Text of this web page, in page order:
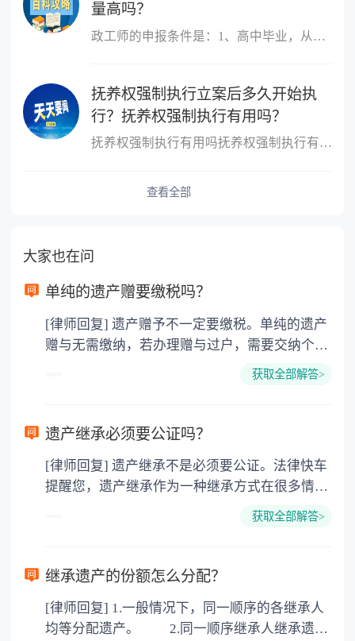
量高吗？
政工师的申报条件是：1、高中毕业，从事思想政治工作三年以上;2、大
抚养权强制执行立案后多久开始执
行？抚养权强制执行有用吗？
抚养权强制执行有用吗抚养权强制执行有用，抚养权也是可以申请强制
查看全部
大家也在问
单纯的遗产赠要缴税吗？
[律师回复] 遗产赠予不一定要缴税。单纯的遗产
赠与无需缴纳，若办理赠与过户，需要交纳个人
所得税、契税和公证费。赠与过户是没有增值税
要缴纳公证费，具体如下： 1. 公证费：按房
3. 印花税：按房屋评估价的0.05%缴纳 4. 土
地增值税：按房价1%缴纳 5. 房屋产权登记费：
获取全部解答>
遗产继承必须要公证吗？
[律师回复] 遗产继承不是必须要公证。法律快车
提醒您，遗产继承作为一种继承方式在很多情况
下都是不需要公证的，当然，如果需要公正的也
以防对财产继承发生纠纷，可以对遗产继承进行
公证。
获取全部解答>
继承遗产的份额怎么分配？
[律师回复] 1.一般情况下，同一顺序的各继承人
均等分配遗产。 2.同一顺序继承人继承遗产